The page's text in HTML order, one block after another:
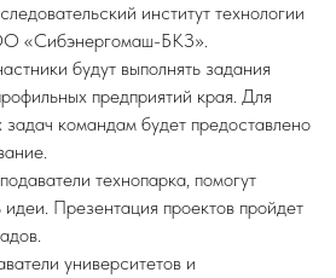
институт технологии
«Сибэнергомаш-БКЗ».
будут выполнять задания
предприятий края. Для
командам будет предоставлено
технопарка, помогут
Презентация проектов пройдет
университетов и